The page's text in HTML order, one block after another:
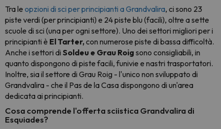
Tra le opzioni di sci per principianti a Grandvalira, ci sono 23
piste verdi (per principianti) e 24 piste blu (facili), oltre a sette
scuole di sci (una per ogni settore). Uno dei settori migliori per i
principianti è El Tarter,con numerose piste di bassa difficoltà.
Anche i settori di Soldeu e Grau Roig sono consigliabili, in
quanto dispongono di piste facili, funivie e nastri trasportatori.
Inoltre, sia il settore di Grau Roig - l'unico non sviluppato di
Grandvalira - che il Pas de la Casa dispongono di un'area
dedicata ai principianti.
Cosa comprende l'offerta sciistica Grandvalira di
Esquiades?